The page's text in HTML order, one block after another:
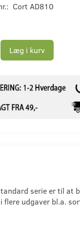
Cort AD810
Læg i kurv
serie er til at
udgaver bl.a.